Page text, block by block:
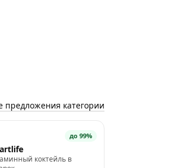
предложения категории
до 99%
коктейль в